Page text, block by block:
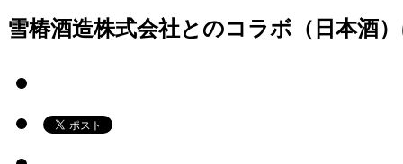
雪椿酒造株式会社とのコラボ（日本酒